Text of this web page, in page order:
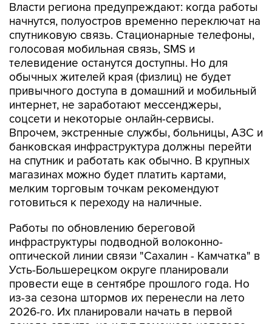
Власти региона предупреждают: когда работы
начнутся, полуостров временно переключат на
спутниковую связь. Стационарные телефоны,
голосовая мобильная связь, SMS и
телевидение останутся доступны. Но для
обычных жителей края (физлиц) не будет
привычного доступа в домашний и мобильный
интернет, не заработают мессенджеры,
соцсети и некоторые онлайн-сервисы.
Впрочем, экстренные службы, больницы, АЗС и
банковская инфраструктура должны перейти
на спутник и работать как обычно. В крупных
магазинах можно будет платить картами,
мелким торговым точкам рекомендуют
готовиться к переходу на наличные.
Работы по обновлению береговой
инфраструктуры подводной волоконно-
оптической линии связи "Сахалин - Камчатка" в
Усть-Большерецком округе планировали
провести еще в сентябре прошлого года. Но
из-за сезона штормов их перенесли на лето
2026-го. Их планировали начать в первой